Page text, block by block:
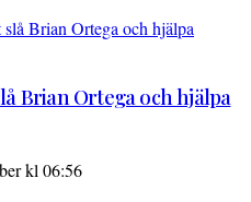
Brian Ortega och hjälpa
kl 06:56